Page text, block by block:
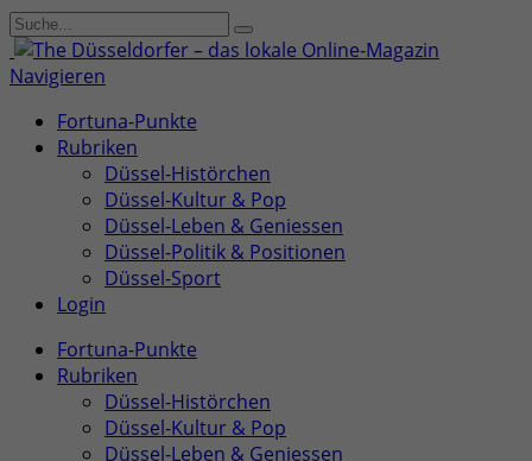
Navigieren
Fortuna-Punkte
Rubriken
Düssel-Histörchen
Düssel-Kultur & Pop
Düssel-Leben & Geniessen
Düssel-Politik & Positionen
Düssel-Sport
Login
Fortuna-Punkte
Rubriken
Düssel-Histörchen
Düssel-Kultur & Pop
Düssel-Leben & Geniessen